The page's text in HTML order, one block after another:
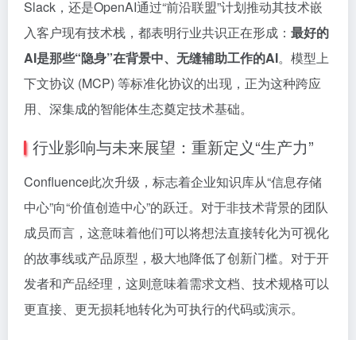
Slack，还是OpenAI通过“前沿联盟”计划推动其技术嵌
入客户现有技术栈，都表明行业共识正在形成： 最好的
AI是那些“隐身”在背景中、无缝辅助工作的AI。模型上
下文协议 (MCP) 等标准化协议的出现，正为这种跨应
用、深集成的智能体生态奠定技术基础。
行业影响与未来展望：重新定义“生产力”
Confluence此次升级，标志着企业知识库从“信息存储
中心”向“价值创造中心”的跃迁。对于非技术背景的团队
成员而言，这意味着他们可以将想法直接转化为可视化
的故事线或产品原型，极大地降低了创新门槛。对于开
发者和产品经理，这则意味着需求文档、技术规格可以
更直接、更无损耗地转化为可执行的代码或演示。